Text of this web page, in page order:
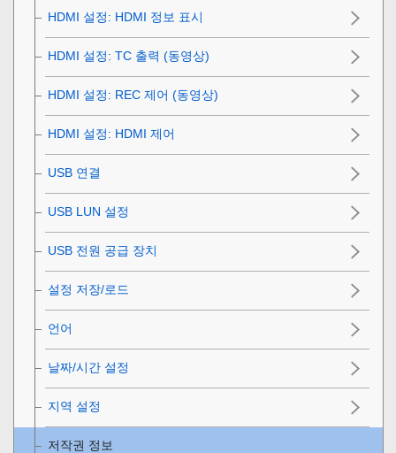
HDMI 설정: HDMI 정보 표시
HDMI 설정: TC 출력 (동영상)
HDMI 설정: REC 제어 (동영상)
HDMI 설정: HDMI 제어
USB 연결
USB LUN 설정
USB 전원 공급 장치
설정 저장/로드
언어
날짜/시간 설정
지역 설정
저작권 정보